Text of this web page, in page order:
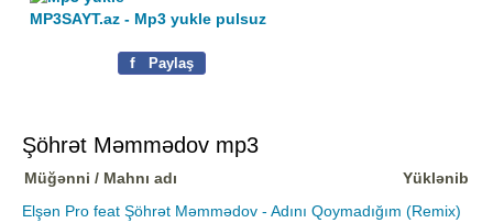
MP3SAYT.az - Mp3 yukle pulsuz
f Paylaş
Şöhrət Məmmədov mp3
Müğənni / Mahnı adı
Yüklənib
Elşən Pro feat Şöhrət Məmmədov - Adını Qoymadığım (Remix)